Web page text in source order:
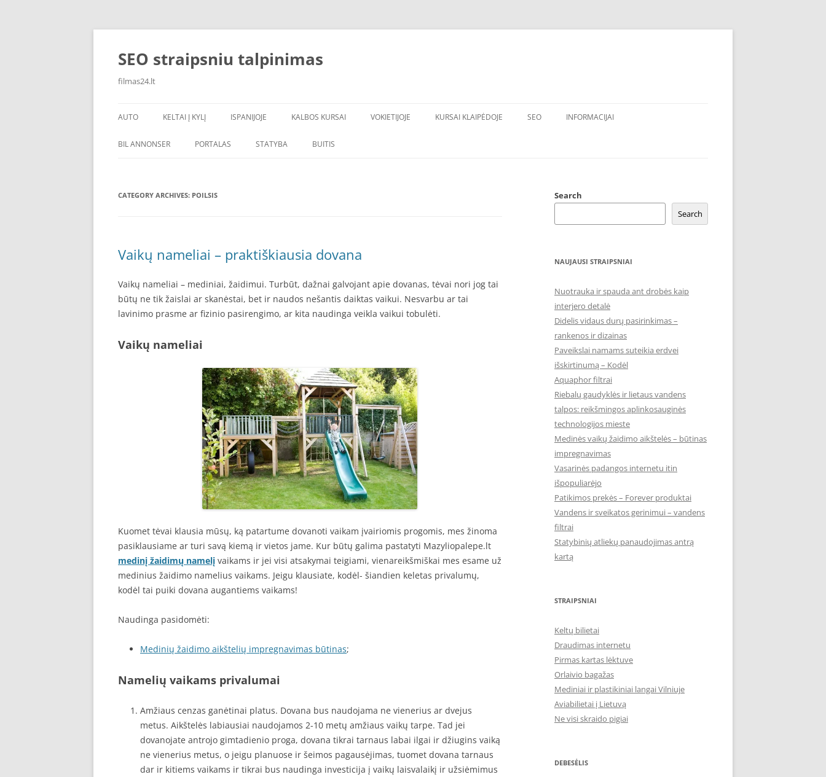
Skip
SEO straipsniu talpinimas
filmas24.lt
AUTO KELTAI Į KYLĮ ISPANIJOJE KALBOS KURSAI VOKIETIJOJE KURSAI KLAIPĖDOJE SEO INFORMACIJAI
BIL ANNONSER PORTALAS STATYBA BUITIS
CATEGORY ARCHIVES: POILSIS
Vaikų nameliai – praktiškiausia dovana
Vaikų nameliai – mediniai, žaidimui. Turbūt, dažnai galvojant apie dovanas, tėvai nori jog tai
būtų ne tik žaislai ar skanėstai, bet ir naudos nešantis daiktas vaikui. Nesvarbu ar tai
lavinimo prasme ar fizinio pasirengimo, ar kita naudinga veikla vaikui tobulėti.
Vaikų nameliai
Kuomet tėvai klausia mūsų, ką patartume dovanoti vaikam įvairiomis progomis, mes žinoma
pasiklausiame ar turi savą kiemą ir vietos jame. Kur būtų galima pastatyti Mazyliopalepe.lt
medinį žaidimų namelį vaikams ir jei visi atsakymai teigiami, vienareikšmiškai mes esame už
medinius žaidimo namelius vaikams. Jeigu klausiate, kodėl- šiandien keletas privalumų,
kodėl tai puiki dovana augantiems vaikams!
Naudinga pasidomėti:
Medinių žaidimo aikštelių impregnavimas būtinas;
Namelių vaikams privalumai
Amžiaus cenzas ganėtinai platus. Dovana bus naudojama ne vienerius ar dvejus
metus. Aikštelės labiausiai naudojamos 2-10 metų amžiaus vaikų tarpe. Tad jei
dovanojate antrojo gimtadienio proga, dovana tikrai tarnaus labai ilgai ir džiugins vaiką
ne vienerius metus, o jeigu planuose ir šeimos pagausėjimas, tuomet dovana tarnaus
dar ir kitiems vaikams ir tikrai bus naudinga investicija į vaikų laisvalaikį ir užsiėmimus
Search
Search
NAUJAUSI STRAIPSNIAI
Nuotrauka ir spauda ant drobės kaip
interjero detalė
Didelis vidaus durų pasirinkimas –
rankenos ir dizainas
Paveikslai namams suteikia erdvei
išskirtinumą – Kodėl
Aquaphor filtrai
Riebalų gaudyklės ir lietaus vandens
talpos: reikšmingos aplinkosauginės
technologijos mieste
Medinės vaikų žaidimo aikštelės – būtinas
impregnavimas
Vasarinės padangos internetu itin
išpopuliarėjo
Patikimos prekės – Forever produktai
Vandens ir sveikatos gerinimui – vandens
filtrai
Statybinių atliekų panaudojimas antrą
kartą
STRAIPSNIAI
Keltų bilietai
Draudimas internetu
Pirmas kartas lėktuve
Orlaivio bagažas
Mediniai ir plastikiniai langai Vilniuje
Aviabilietai į Lietuvą
Ne visi skraido pigiai
DEBESĖLIS